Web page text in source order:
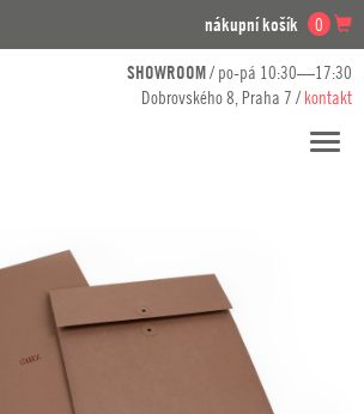
nákupní košík 0
SHOWROOM/ po-pá 10:30—17:30
Dobrovského 8, Praha 7 /kontakt